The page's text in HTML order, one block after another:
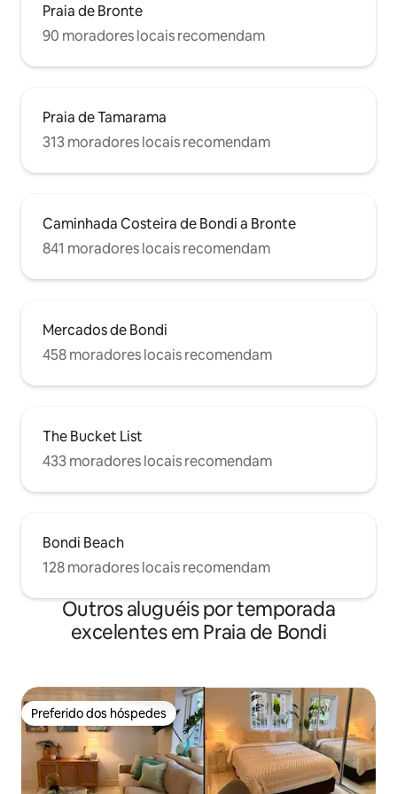
Praia de Bronte
90 moradores locais recomendam
Praia de Tamarama
313 moradores locais recomendam
Caminhada Costeira de Bondi a Bronte
841 moradores locais recomendam
Mercados de Bondi
458 moradores locais recomendam
The Bucket List
433 moradores locais recomendam
Bondi Beach
128 moradores locais recomendam
Outros aluguéis por temporada
excelentes em Praia de Bondi
Preferido dos hóspedes
Preferido dos hóspedes